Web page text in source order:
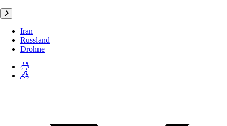
Iran
Russland
Drohne